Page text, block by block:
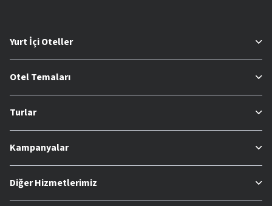
Yurt İçi Oteller
Otel Temaları
Turlar
Kampanyalar
Diğer Hizmetlerimiz